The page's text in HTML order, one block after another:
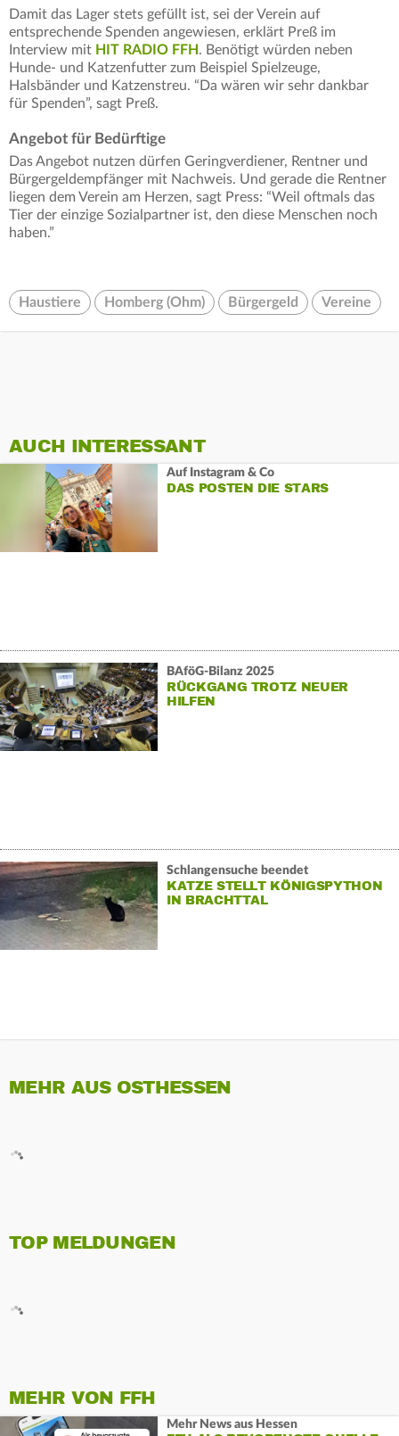
Damit das Lager stets gefüllt ist, sei der Verein auf
entsprechende Spenden angewiesen, erklärt Preß im
Interview mit HIT RADIO FFH . Benötigt würden neben
Hunde- und Katzenfutter zum Beispiel Spielzeuge,
Halsbänder und Katzenstreu. “Da wären wir sehr dankbar
für Spenden”, sagt Preß.
Angebot für Bedürftige
Das Angebot nutzen dürfen Geringverdiener, Rentner und
Bürgergeldempfänger mit Nachweis. Und gerade die Rentner
liegen dem Verein am Herzen, sagt Press: “Weil oftmals das
Tier der einzige Sozialpartner ist, den diese Menschen noch
haben.”
Haustiere Homberg (Ohm) Bürgergeld Vereine
AUCH INTERESSANT
Auf Instagram & Co
DAS POSTEN DIE STARS
BAföG-Bilanz 2025
RÜCKGANG TROTZ NEUER
HILFEN
Schlangensuche beendet
KATZE STELLT KÖNIGSPYTHON
IN BRACHTTAL
MEHR AUS OSTHESSEN
TOP MELDUNGEN
MEHR VON FFH
Mehr News aus Hessen